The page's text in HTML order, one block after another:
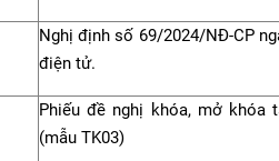
Nghị định số 69/2024/NĐ-CP
điện tử.
Phiếu đề nghị khóa, mở
(mẫu TK03)